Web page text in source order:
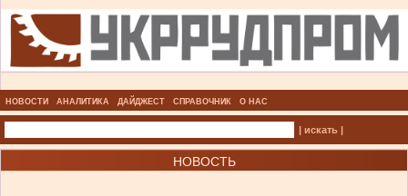
НОВОСТИ АНАЛИТИКА ДАЙДЖЕСТ СПРАВОЧНИК О НАС
| искать |
НОВОСТЬ